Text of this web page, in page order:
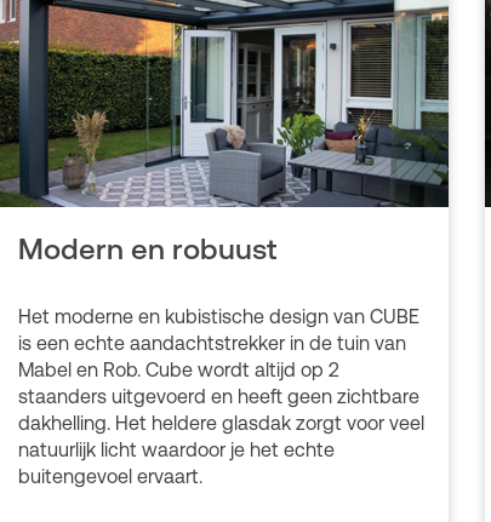
Modern en robuust
Het moderne en kubistische design van CUBE
is een echte aandachtstrekker in de tuin van
Mabel en Rob. Cube wordt altijd op 2
staanders uitgevoerd en heeft geen zichtbare
dakhelling. Het heldere glasdak zorgt voor veel
natuurlijk licht waardoor je het echte
buitengevoel ervaart.